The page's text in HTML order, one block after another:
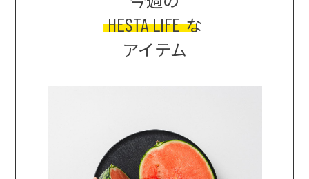
HESTA LIFE な
アイテム